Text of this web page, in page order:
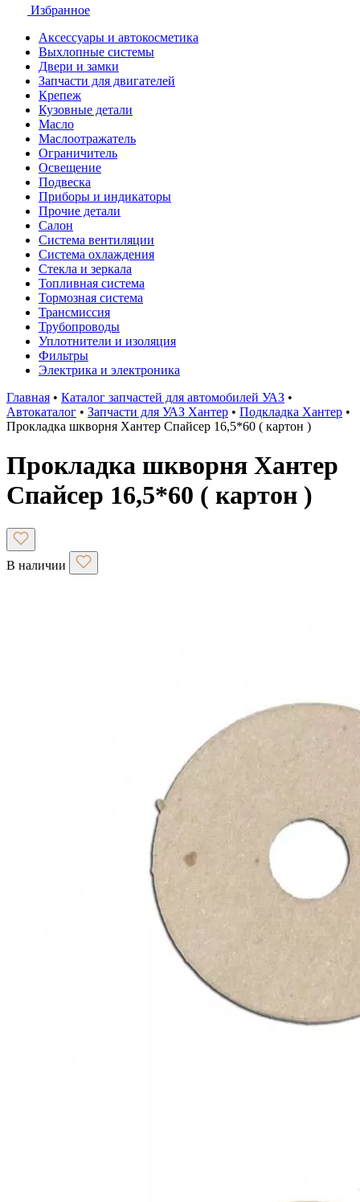
Избранное
Аксессуары и автокосметика
Выхлопные системы
Двери и замки
Запчасти для двигателей
Крепеж
Кузовные детали
Масло
Маслоотражатель
Ограничитель
Освещение
Подвеска
Приборы и индикаторы
Прочие детали
Салон
Система вентиляции
Система охлаждения
Стекла и зеркала
Топливная система
Тормозная система
Трансмиссия
Трубопроводы
Уплотнители и изоляция
Фильтры
Электрика и электроника
Главная • Каталог запчастей для автомобилей УАЗ •
Автокаталог • Запчасти для УАЗ Хантер • Подкладка Хантер •
Прокладка шкворня Хантер Спайсер 16,5*60 ( картон )
Прокладка шкворня Хантер
Спайсер 16,5*60 ( картон )
В наличии